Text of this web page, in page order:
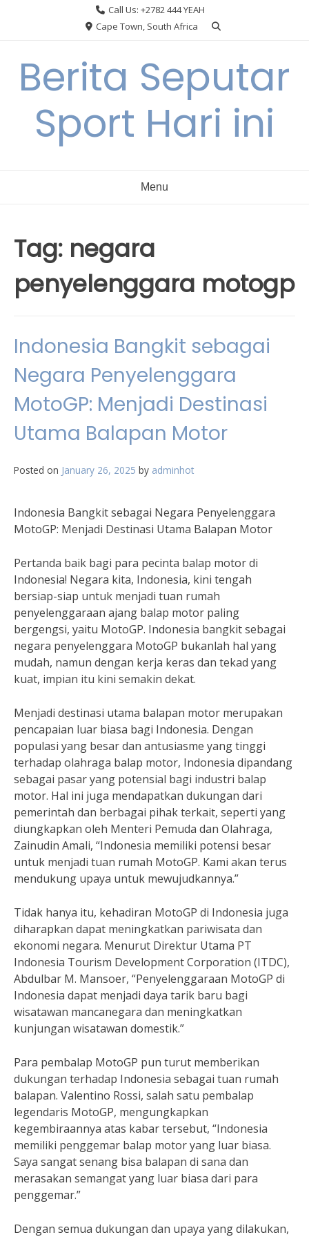
Call Us: +2782 444 YEAH
Cape Town, South Africa
Berita Seputar
Sport Hari ini
Menu
Tag: negara
penyelenggara motogp
Indonesia Bangkit sebagai
Negara Penyelenggara
MotoGP: Menjadi Destinasi
Utama Balapan Motor
Posted on January 26, 2025 by adminhot
Indonesia Bangkit sebagai Negara Penyelenggara
MotoGP: Menjadi Destinasi Utama Balapan Motor
Pertanda baik bagi para pecinta balap motor di
Indonesia! Negara kita, Indonesia, kini tengah
bersiap-siap untuk menjadi tuan rumah
penyelenggaraan ajang balap motor paling
bergengsi, yaitu MotoGP. Indonesia bangkit sebagai
negara penyelenggara MotoGP bukanlah hal yang
mudah, namun dengan kerja keras dan tekad yang
kuat, impian itu kini semakin dekat.
Menjadi destinasi utama balapan motor merupakan
pencapaian luar biasa bagi Indonesia. Dengan
populasi yang besar dan antusiasme yang tinggi
terhadap olahraga balap motor, Indonesia dipandang
sebagai pasar yang potensial bagi industri balap
motor. Hal ini juga mendapatkan dukungan dari
pemerintah dan berbagai pihak terkait, seperti yang
diungkapkan oleh Menteri Pemuda dan Olahraga,
Zainudin Amali, “Indonesia memiliki potensi besar
untuk menjadi tuan rumah MotoGP. Kami akan terus
mendukung upaya untuk mewujudkannya.”
Tidak hanya itu, kehadiran MotoGP di Indonesia juga
diharapkan dapat meningkatkan pariwisata dan
ekonomi negara. Menurut Direktur Utama PT
Indonesia Tourism Development Corporation (ITDC),
Abdulbar M. Mansoer, “Penyelenggaraan MotoGP di
Indonesia dapat menjadi daya tarik baru bagi
wisatawan mancanegara dan meningkatkan
kunjungan wisatawan domestik.”
Para pembalap MotoGP pun turut memberikan
dukungan terhadap Indonesia sebagai tuan rumah
balapan. Valentino Rossi, salah satu pembalap
legendaris MotoGP, mengungkapkan
kegembiraannya atas kabar tersebut, “Indonesia
memiliki penggemar balap motor yang luar biasa.
Saya sangat senang bisa balapan di sana dan
merasakan semangat yang luar biasa dari para
penggemar.”
Dengan semua dukungan dan upaya yang dilakukan,